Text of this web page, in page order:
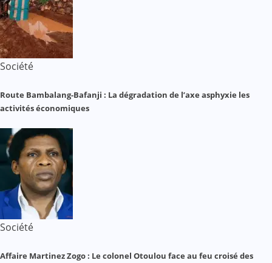
Société
Route Bambalang-Bafanji : La dégradation de l’axe asphyxie les
activités économiques
Société
Affaire Martinez Zogo : Le colonel Otoulou face au feu croisé des